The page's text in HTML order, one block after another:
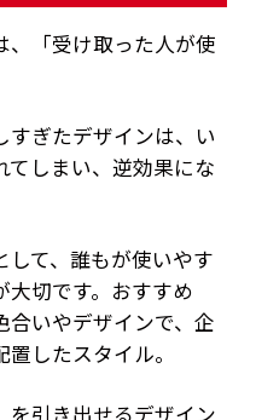
、「受け取った人が使
すぎたデザインは、い
てしまい、逆効果にな
して、誰もが使いやす
大切です。おすすめ
合いやデザインで、企
したスタイル。
を引き出せるデザイン